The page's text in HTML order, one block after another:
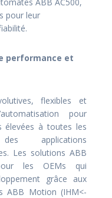
pour leur
performance et
flexibles et
pour
élevées à toutes les
applications
Les solutions ABB
les OEMs qui
grâce aux
ABB Motion (IHM<-